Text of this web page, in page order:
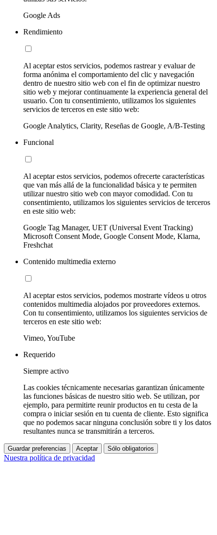
Google Ads
Rendimiento
Al aceptar estos servicios, podemos rastrear y evaluar de
forma anónima el comportamiento del clic y navegación
dentro de nuestro sitio web con el fin de optimizar nuestro
sitio web y mejorar continuamente la experiencia general del
usuario. Con tu consentimiento, utilizamos los siguientes
servicios de terceros en este sitio web:
Google Analytics, Clarity, Reseñas de Google, A/B-Testing
Funcional
Al aceptar estos servicios, podemos ofrecerte características
que van más allá de la funcionalidad básica y te permiten
utilizar nuestro sitio web con mayor comodidad. Con tu
consentimiento, utilizamos los siguientes servicios de terceros
en este sitio web:
Google Tag Manager, UET (Universal Event Tracking)
Microsoft Consent Mode, Google Consent Mode, Klarna,
Freshchat
Contenido multimedia externo
Al aceptar estos servicios, podemos mostrarte vídeos u otros
contenidos multimedia alojados por proveedores externos.
Con tu consentimiento, utilizamos los siguientes servicios de
terceros en este sitio web:
Vimeo, YouTube
Requerido
Siempre activo
Las cookies técnicamente necesarias garantizan únicamente
las funciones básicas de nuestro sitio web. Se utilizan, por
ejemplo, para permitirte reunir productos en tu cesta de la
compra o iniciar sesión en tu cuenta de cliente. Esto significa
que no podemos sacar ninguna conclusión sobre ti y los datos
resultantes nunca se transmitirán a terceros.
Guardar preferencias Aceptar Sólo obligatorios
Nuestra política de privacidad